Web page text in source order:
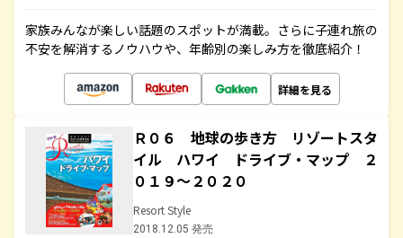
家族みんなが楽しい話題のスポットが満載。さらに子連れ旅の
不安を解消するノウハウや、年齢別の楽しみ方を徹底紹介！
詳細を見る
Ｒ０６ 地球の歩き方 リゾートスタ
イル ハワイ ドライブ・マップ ２
０１９～２０２０
Resort Style
2018.12.05 発売